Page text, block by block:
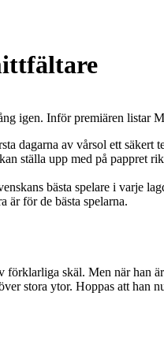
igen. Inför premiären listar
dagarna av vårsol ett
ställa upp med på pappret
bästa spelare i varje
är för de bästa spelarna.
skäl. Men när han
stora ytor. Hoppas att